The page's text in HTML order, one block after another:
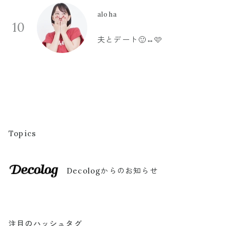
10
aloha
夫とデート🙂‍↔️🩷
Topics
Decologからのお知らせ
注目のハッシュタグ